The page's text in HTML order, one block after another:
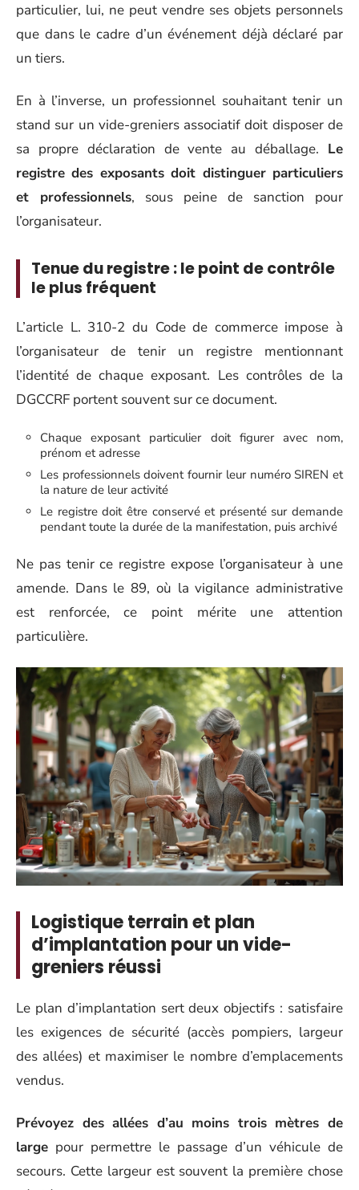
particulier, lui, ne peut vendre ses objets personnels
que dans le cadre d’un événement déjà déclaré par
un tiers.
En à l’inverse, un professionnel souhaitant tenir un
stand sur un vide-greniers associatif doit disposer de
sa propre déclaration de vente au déballage. Le
registre des exposants doit distinguer particuliers
et professionnels, sous peine de sanction pour
l’organisateur.
Tenue du registre : le point de contrôle
le plus fréquent
L’article L. 310-2 du Code de commerce impose à
l’organisateur de tenir un registre mentionnant
l’identité de chaque exposant. Les contrôles de la
DGCCRF portent souvent sur ce document.
Chaque exposant particulier doit figurer avec nom,
prénom et adresse
Les professionnels doivent fournir leur numéro SIREN et
la nature de leur activité
Le registre doit être conservé et présenté sur demande
pendant toute la durée de la manifestation, puis archivé
Ne pas tenir ce registre expose l’organisateur à une
amende. Dans le 89, où la vigilance administrative
est renforcée, ce point mérite une attention
particulière.
Logistique terrain et plan
d’implantation pour un vide-
greniers réussi
Le plan d’implantation sert deux objectifs : satisfaire
les exigences de sécurité (accès pompiers, largeur
des allées) et maximiser le nombre d’emplacements
vendus.
Prévoyez des allées d’au moins trois mètres de
large pour permettre le passage d’un véhicule de
secours. Cette largeur est souvent la première chose